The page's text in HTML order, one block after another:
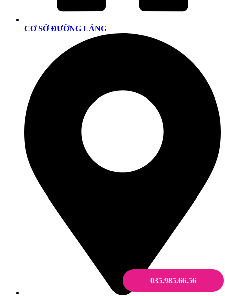
035.985.66.56
CƠ SỞ ĐƯỜNG LÁNG